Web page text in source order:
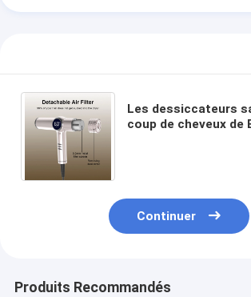
Les dessiccateurs
coup de cheveux de
Continuer
Produits Recommandés